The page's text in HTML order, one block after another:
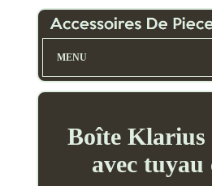
MENU
Boîte Klarius
avec tuyau